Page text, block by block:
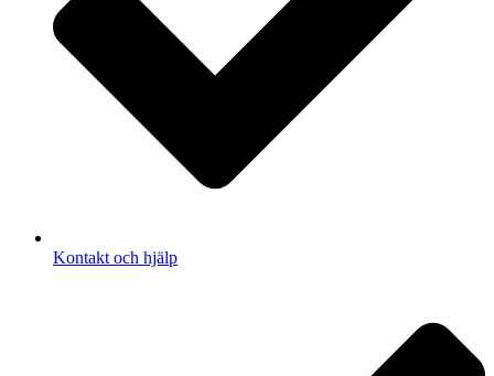
Kontakt och hjälp